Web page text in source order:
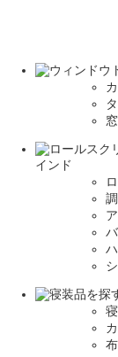
インド